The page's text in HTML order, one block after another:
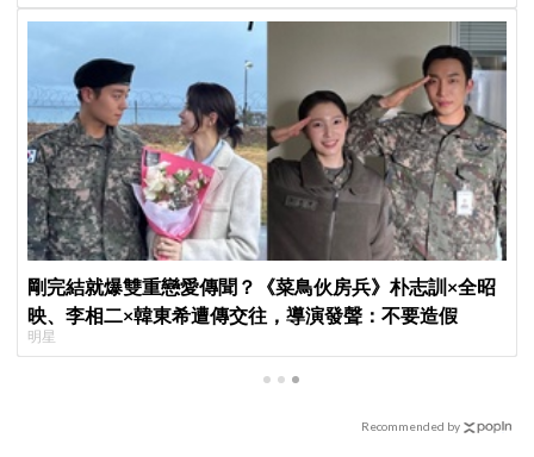
剛完結就爆雙重戀愛傳聞？《菜鳥伙房兵》朴志訓×全昭
映、李相二×韓東希遭傳交往，導演發聲：不要造假
明星
Recommended by